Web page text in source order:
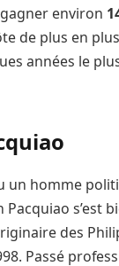
environ
de plus en
années le
un homme
s’est
des
Passé